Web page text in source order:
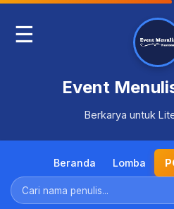
☰
Event
Berkarya untuk
Beranda Lomba